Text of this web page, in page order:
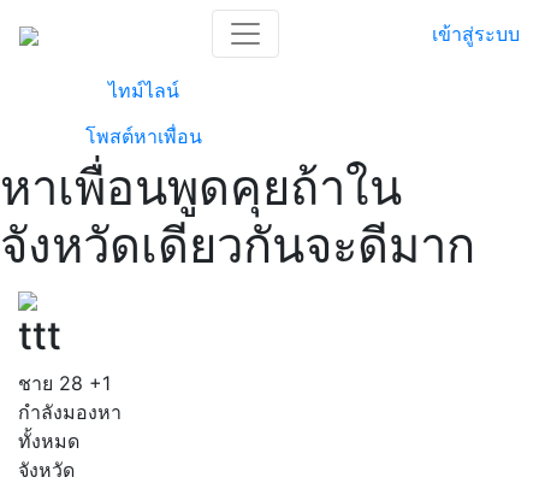
เข้าสู่ระบบ
ไทม์ไลน์
โพสต์หาเพื่อน
หาเพื่อนพูดคุยถ้าใน
จังหวัดเดียวกันจะดีมาก
ttt
ชาย 28 +1
กำลังมองหา
ทั้งหมด
จังหวัด